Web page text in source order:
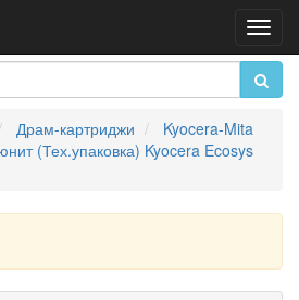
Драм-картриджи
Kyocera-Mita
(Тех.упаковка) Kyocera Ecosys